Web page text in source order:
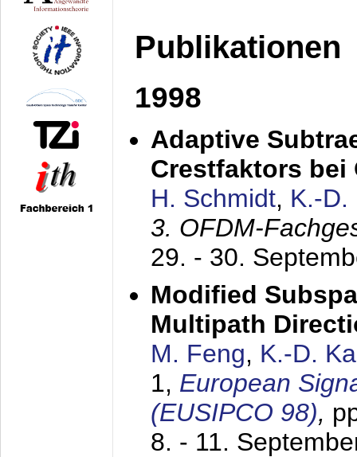
Publikationen
1998
Adaptive
Crestfaktors bei
H. Schmidt, K.-D.
3. OFDM-
29. - 30.
Modified
Multipath
M. Feng, K.-D.
1, European
(EUSIPCO 98),
8. - 11.